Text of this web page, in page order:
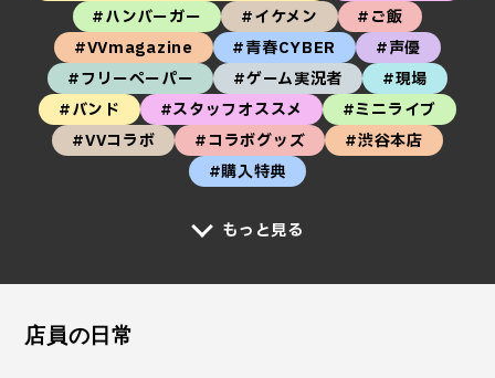
#ハンバーガー
#イケメン
#ご飯
#VVmagazine
#青春CYBER
#声優
#フリーペーパー
#ゲーム実況者
#現場
#バンド
#スタッフオススメ
#ミニライブ
#VVコラボ
#コラボグッズ
#渋谷本店
#購入特典
もっと見る
店員の日常